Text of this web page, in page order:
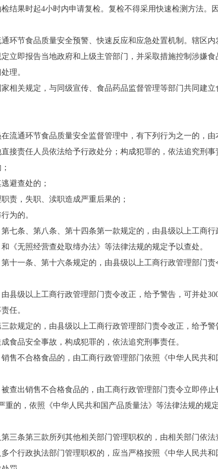
果时起4小时内申请复检。复检不得采用快速检测方法。
食品质量安全预警、快速反应和应急处置机制。辖区内
立即报告当地政府和上级主管部门，并采取措施控制涉嫌
理。
规定，与同级宣传、食品药品监督管理等部门共同建立
环节食品质量安全监督管理中，有下列行为之一的，由
接责任人员依法给予行政处分；构成犯罪的，依法追究刑事
避查处的；
，失职、渎职造成严重后果的；
为的。
、第八条、第十四条第一款规定的，由县级以上工商行
《无照经营查处取缔办法》等法律法规的规定予以查处。
条、第十六条规定的，由县级以上工商行政管理部门责
以上工商行政管理部门责令改正，给予警告，可并处300
任。
定的，由县级以上工商行政管理部门责令改正，给予警
食品安全事故，构成犯罪的，依法追究刑事责任。
合格食品的，由工商行政管理部门依照《中华人民共和
销售不合格食品的，由工商行政管理部门责令立即停止
重的，依照《中华人民共和国产品质量法》等法律法规的规
条第三款所列其他相关部门管理职权的，由相关部门依法
政执法部门管理职权的，应当严格按照《中华人民共和